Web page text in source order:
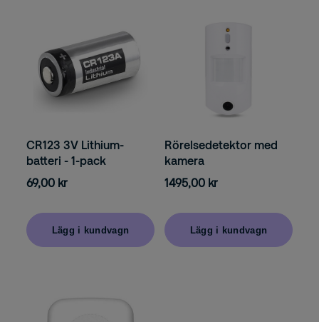
CR123 3V Lithium-
batteri - 1-pack
69,00 kr
Lägg i kundvagn
Rörelsedetektor med
kamera
1495,00 kr
Lägg i kundvagn